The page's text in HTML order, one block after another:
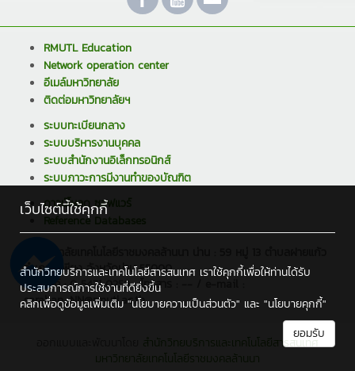
RMUTL Education
Network operation center
อีเมล์มหาวิทยาลัย
ติดต่อมหาวิทยาลัยฯ
ระบบทะเบียนกลาง
ระบบบริหารงานบุคคล
ระบบสำนักงานอิเล็กทรอนิกส์
ระบบภาวะการมีงานทำของบัณฑิต
ดาวน์โหลด ซอฟแวร์
Reference Databases
มหาวิทยาลัยเทคโนโลยีราชมงคลล้านนา น่าน : 59 หมู่ 13 ตำบลฝายแก้ว
อำเภอภูเพียง จังหวัดน่าน 55000
โทรศัพท์ : 0 5471 0259 , โทรสาร : -- / e-mail :
saraban_NN@rmutl.ac.th
เว็บไซต์นี้ใช้คุกกี้
สำนักวิทยบริการและเทคโนโลยีสารสนเทศ เราใช้คุกกี้เพื่อให้ท่านได้รับ
ประสบการณ์การใช้งานที่ดียิ่งขึ้น
คลิกเพื่อดูข้อมูลเพิ่มเติม "นโยบายความเป็นส่วนตัว" และ "นโยบายคุกกี้"
ยอมรับ
สำนักวิทยบริการและเทคโนโลยีสารสนเทศ
มหาวิทยาลัยเทคโนโลยีราชมงคลล้านนา